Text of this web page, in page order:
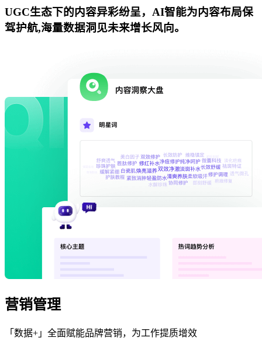
UGC生态下的内容异彩纷呈，AI智能为内容布局保
驾护航,海量数据洞见未来增长风向。
营销管理
「数据+」全面赋能品牌营销，为工作提质增效